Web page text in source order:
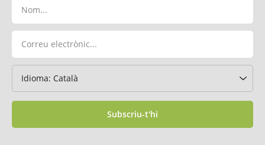
Subscriu-t'hi